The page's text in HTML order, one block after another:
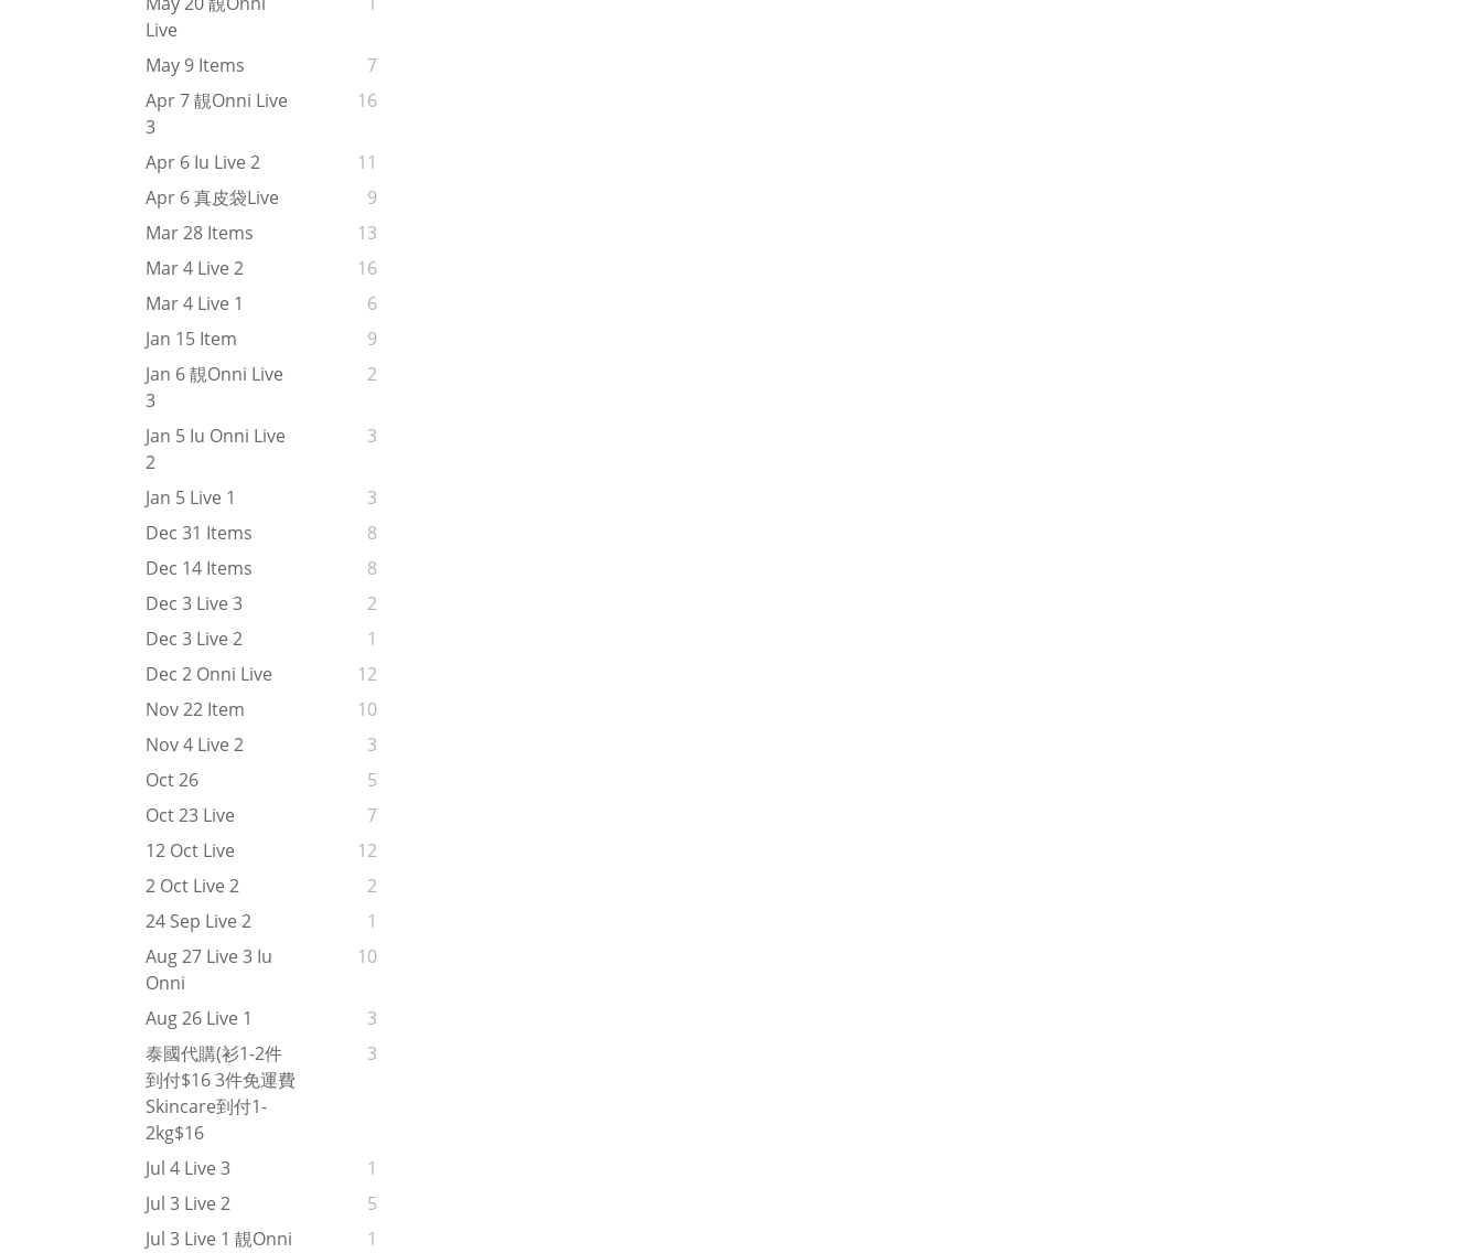
Live
May 9 Items
7
Apr 7 靚onni Live
3
16
Apr 6 Iu Live 2
11
Apr 6 真皮袋live
9
Mar 28 Items
13
Mar 4 Live 2
16
Mar 4 Live 1
6
Jan 15 Item
9
Jan 6 靚onni Live
3
2
Jan 5 Iu Onni Live
2
3
Jan 5 Live 1
3
Dec 31 Items
8
Dec 14 Items
8
Dec 3 Live 3
2
Dec 3 Live 2
1
Dec 2 Onni Live
12
Nov 22 Item
10
Nov 4 Live 2
3
Oct 26
5
Oct 23 Live
7
12 Oct Live
12
2 Oct Live 2
2
24 Sep Live 2
1
Aug 27 Live 3 Iu
Onni
10
Aug 26 Live 1
3
泰國代購(衫1-2件
到付$16 3件免運費
Skincare到付1-
2kg$16
3
Jul 4 Live 3
1
Jul 3 Live 2
5
Jul 3 Live 1 靚onni
1